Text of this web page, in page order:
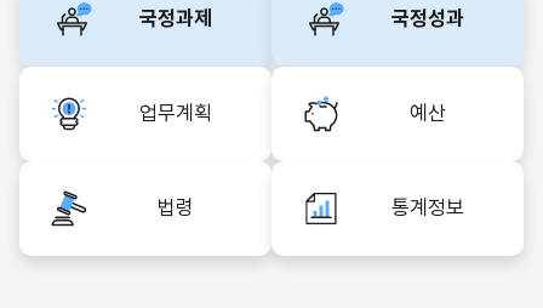
국정과제 국정성과
업무계획 예산
법령 통계정보